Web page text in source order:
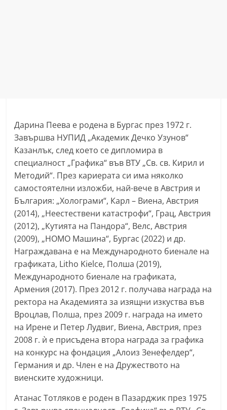
Дарина Пеева е родена в Бургас през 1972 г.
Завършва НУПИД „Академик Дечко Узунов“
Казанлък, след което се дипломира в
специалност „Графика“ във ВТУ „Св. св. Кирил и
Методий“. През кариерата си има няколко
самостоятелни изложби, най-вече в Австрия и
България: „Холограми“, Карл – Виена, Австрия
(2014), „Неестествени катастрофи“, Грац, Австрия
(2012), „Кутията на Пандора“, Велс, Австрия
(2009), „HOMO Машина“, Бургас (2022) и др.
Награждавана е на Международното биенале на
графиката, Litho Kielce, Полша (2019),
Международното биенале на графиката,
Армения (2017). През 2012 г. получава награда на
ректора на Академията за изящни изкуства във
Вроцлав, Полша, през 2009 г. награда на името
на Ирене и Петер Лудвиг, Виена, Австрия, през
2008 г. ѝ е присъдена втора награда за графика
на конкурс на фондация „Алоиз Зенефелдер“,
Германия и др. Член е на Дружеството на
виенските художници.
Атанас Тотляков е роден в Пазарджик през 1975